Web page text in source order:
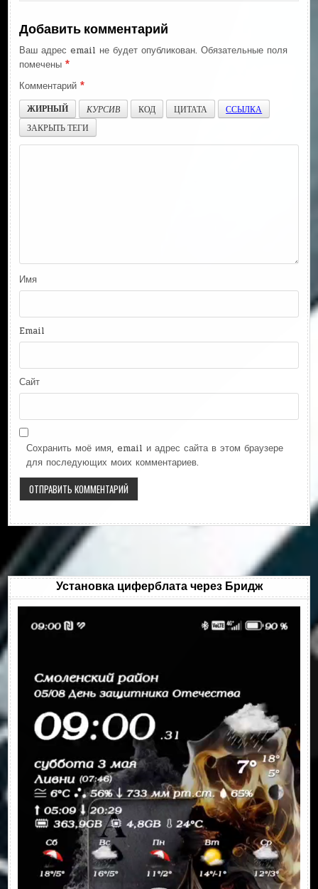
Добавить комментарий
Ваш адрес email не будет опубликован. Обязательные поля
помечены*
Комментарий*
ЖИРНЫЙ
КУРСИВ КОД ЦИТАТА
ССЫЛКА
ЗАКРЫТЬ ТЕГИ
Имя
Email
Сайт
Сохранить моё имя, email и адрес сайта в этом браузере
для последующих моих комментариев.
Установка циферблата через Бридж